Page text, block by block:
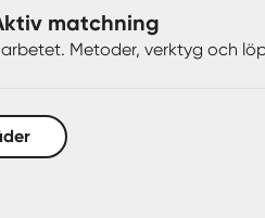
matchning
Metoder, verktyg och